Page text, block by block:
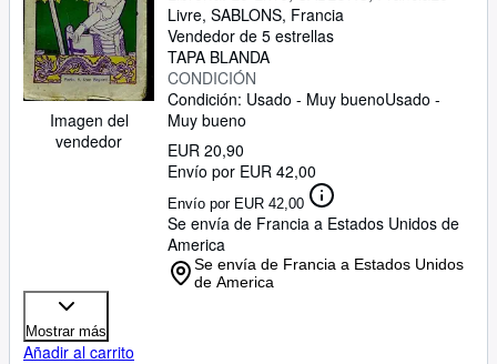
Imagen del
vendedor
TOMES I.
Livre, SABLONS, Francia
Vendedor de 5 estrellas
TAPA BLANDA
CONDICIÓN
Condición: Usado - Muy buenoUsado -
Muy bueno
EUR 20,90
Envío por EUR 42,00
Envío por EUR 42,00
Se envía de Francia a Estados Unidos de
America
Se envía de Francia a Estados Unidos
de America
Mostrar más
Añadir al carrito